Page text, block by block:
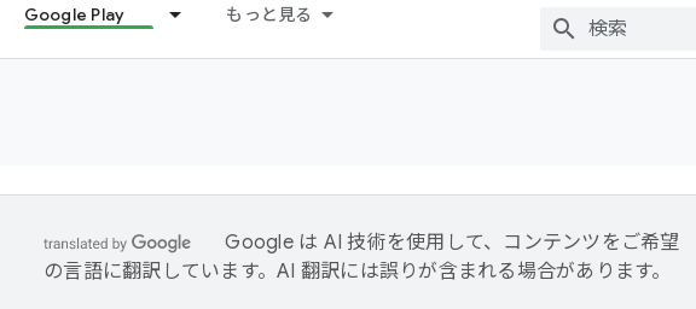
Google Play もっと見る
Google は AI 技術を使用して、コンテンツをご希望
の言語に翻訳しています。AI 翻訳には誤りが含まれる場合があります。